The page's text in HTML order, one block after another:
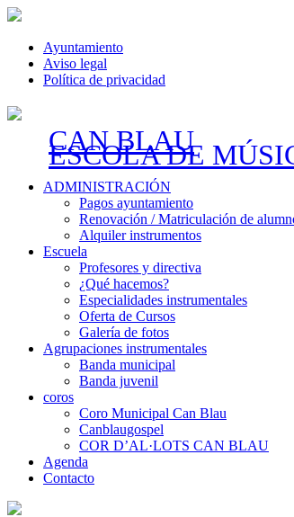
Ayuntamiento
Aviso legal
Política de privacidad
CAN BLAU
ESCOLA DE
ADMINISTRACIÓN
Pagos ayuntamiento
Renovación / Matriculación de
Alquiler instrumentos
Escuela
Profesores y directiva
¿Qué hacemos?
Especialidades instrumentales
Oferta de Cursos
Galería de fotos
Agrupaciones instrumentales
Banda municipal
Banda juvenil
coros
Coro Municipal Can Blau
Canblaugospel
COR D’AL·LOTS CAN BLAU
Agenda
Contacto